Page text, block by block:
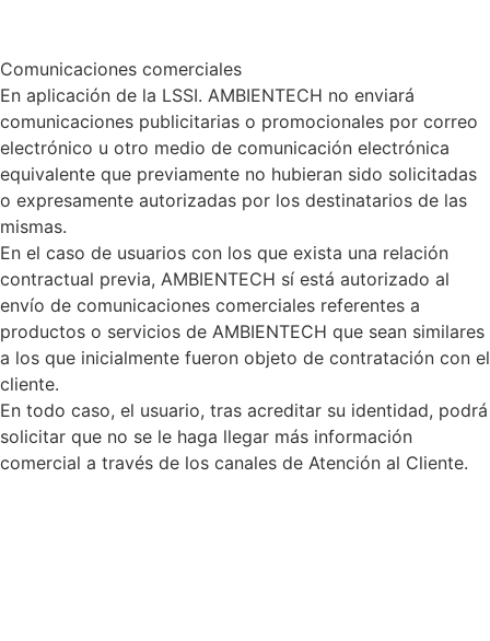
Comunicaciones comerciales
En aplicación de la LSSI. AMBIENTECH no enviará
comunicaciones publicitarias o promocionales por correo
electrónico u otro medio de comunicación electrónica
equivalente que previamente no hubieran sido solicitadas
o expresamente autorizadas por los destinatarios de las
mismas.
En el caso de usuarios con los que exista una relación
contractual previa, AMBIENTECH sí está autorizado al
envío de comunicaciones comerciales referentes a
productos o servicios de AMBIENTECH que sean similares
a los que inicialmente fueron objeto de contratación con el
cliente.
En todo caso, el usuario, tras acreditar su identidad, podrá
solicitar que no se le haga llegar más información
comercial a través de los canales de Atención al Cliente.